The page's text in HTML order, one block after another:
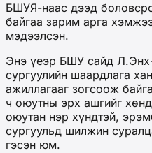
БШУЯ-наас дээд
байгаа зарим арга
мэдээлсэн.
Энэ үеэр БШУ сайд
сургуулийн шаардлага
ажиллагааг зогсоож
ч оюутны эрх ашгийг
оюутан нэр хүндтэй,
сургуульд шилжин
гэсэн юм.